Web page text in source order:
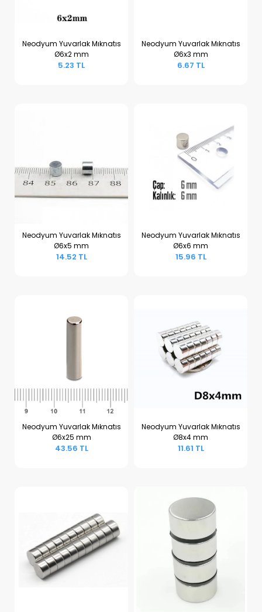
Sepete Ekle
Neodyum Yuvarlak Mıknatıs
Ø6x2 mm
5.23 TL
Sepete Ekle
Neodyum Yuvarlak Mıknatıs
Ø6x3 mm
6.67 TL
Sepete Ekle
Neodyum Yuvarlak Mıknatıs
Ø6x5 mm
14.52 TL
Sepete Ekle
Neodyum Yuvarlak Mıknatıs
Ø6x6 mm
15.96 TL
Sepete Ekle
Neodyum Yuvarlak Mıknatıs
Ø6x25 mm
43.56 TL
Sepete Ekle
Neodyum Yuvarlak Mıknatıs
Ø8x4 mm
11.61 TL